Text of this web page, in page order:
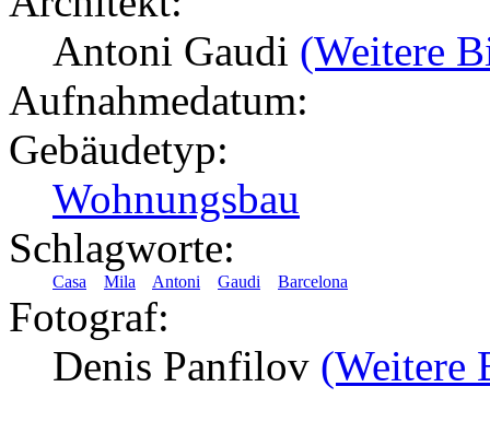
Antoni Gaudi (Weitere
Aufnahmedatum:
Gebäudetyp:
Wohnungsbau
Schlagworte:
Casa Mila Antoni Gaudi Barcelona
Fotograf:
Denis Panfilov (Weitere